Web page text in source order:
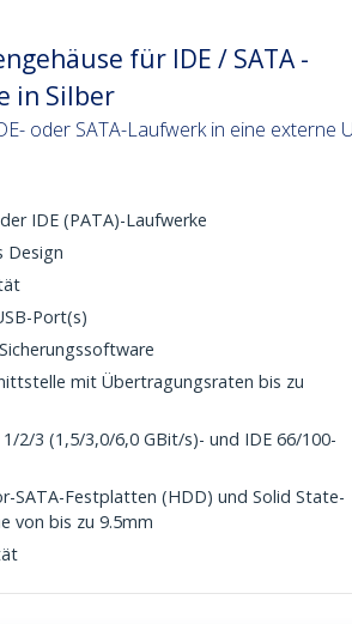
für IDE / SATA -
in Silber
oder SATA-Laufwerk in eine externe
IDE (PATA)-Laufwerke
Design
Port(s)
mit Übertragungsraten bis zu
2/3 (1,5/3,0/6,0 GBit/s)- und IDE 66/100-
SATA-Festplatten (HDD) und Solid State-
von bis zu 9.5mm